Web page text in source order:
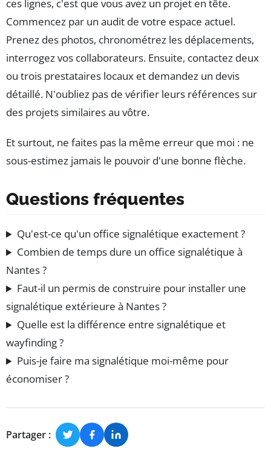
ces lignes, c'est que vous avez un projet en tête.
Commencez par un audit de votre espace actuel.
Prenez des photos, chronométrez les déplacements,
interrogez vos collaborateurs. Ensuite, contactez deux
ou trois prestataires locaux et demandez un devis
détaillé. N'oubliez pas de vérifier leurs références sur
des projets similaires au vôtre.
Et surtout, ne faites pas la même erreur que moi : ne
sous-estimez jamais le pouvoir d'une bonne flèche.
Questions fréquentes
Qu'est-ce qu'un office signalétique exactement ?
Combien de temps dure un office signalétique à
Nantes ?
Faut-il un permis de construire pour installer une
signalétique extérieure à Nantes ?
Quelle est la différence entre signalétique et
wayfinding ?
Puis-je faire ma signalétique moi-même pour
économiser ?
Partager :